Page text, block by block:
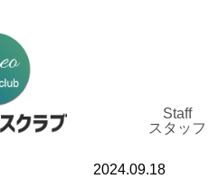
Staff
スタッフ
2024.09.18